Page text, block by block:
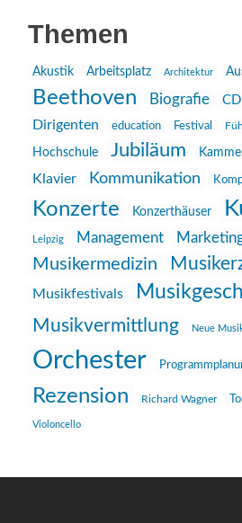
Themen
Akustik Arbeitsplatz Architektur
Beethoven Biografie CD
Dirigenten education Festival
Hochschule Jubiläum
Klavier
Kommunikation
Konzerte Konzerthäuser
Leipzig Management
Musikermedizin
Musikfestivals
Musikvermittlung Neue
Orchester
Rezension Richard Wagner
Violoncello